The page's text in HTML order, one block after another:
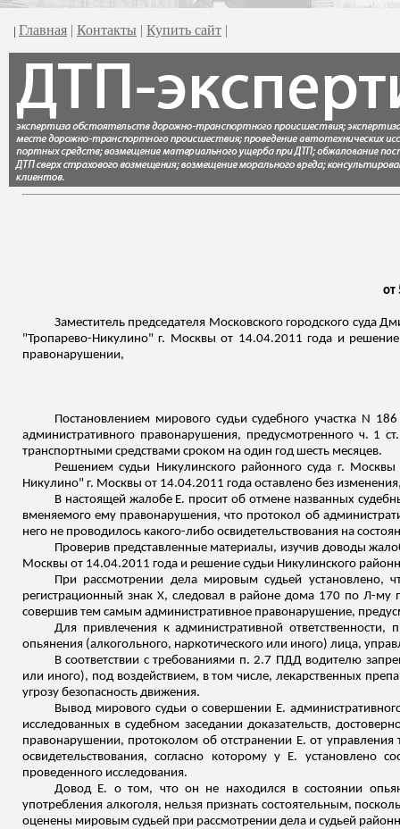
| Главная | Контакты | Купить сайт |
от
Заместитель председателя Московского городского суда
"Тропарево-Никулино" г. Москвы от 14.04.2011 года и
правонарушении,
Постановлением мирового судьи судебного участка N
административного правонарушения, предусмотренного ч. 1
транспортными средствами сроком на один год шесть месяцев.
Решением судьи Никулинскогорайонного суда г. Москвы
Никулино" г. Москвы от 14.04.2011 года оставлено без
В настоящей жалобе Е. просит об отмене названных
вменяемого ему правонарушения, что протокол об
него не проводилось какого-либо освидетельствования на
Проверив представленные материалы, изучив доводы
Москвы от 14.04.2011 года и решение судьи Никулинского
При рассмотрении дела мировым судьей установлено,
регистрационный знак Х, следовал в районе дома 170 по Л-му
совершив тем самым административное правонарушение,
Для привлечения к административной
опьянения (алкогольного, наркотического или иного) лица,
В соответствии с требованиями п. 2.7 ПДД водителю
или иного), под воздействием, в том числе, лекарственных
угрозу безопасность движения.
Вывод мирового судьи о совершении Е.
исследованных в судебном заседании доказательств,
правонарушении, протоколом об отстранении Е. от
освидетельствования, согласно которому у Е.
проведенного исследования.
Довод Е. о том, что он не находился в состоянии
употребления алкоголя, нельзя признать состоятельным,
оценены мировым судьей при рассмотрении дела и судьей